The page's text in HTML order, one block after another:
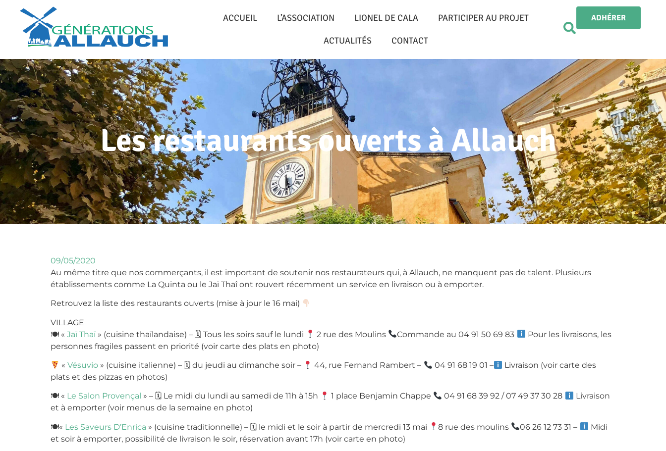
ACCUEIL L’ASSOCIATION LIONEL DE CALA PARTICIPER AU PROJET
ACTUALITÉS CONTACT
ADHÉRER
Les restaurants ouverts à Allauch
09/05/2020
Au même titre que nos commerçants, il est important de soutenir nos restaurateurs qui, à Allauch, ne manquent pas de talent. Plusieurs
établissements comme La Quinta ou le Jaï Thaî ont rouvert récemment un service en livraison ou à emporter.
Retrouvez la liste des restaurants ouverts (mise à jour le 16 mai)
VILLAGE
🍽 « Jaï Thaï » (cuisine thaïlandaise) – 🗓 Tous les soirs sauf le lundi 2 rue des Moulins Commande au 04 91 50 69 83
Pour les livraisons, les
personnes fragiles passent en priorité (voir carte des plats en photo)
«Vésuvio » (cuisine italienne) –🗓 du jeudi au dimanche soir – 44, rue Fernand Rambert – 04 91 68 19 01 –
Livraison (voir carte des
plats et des pizzas en photos)
🍽 « Le Salon Provençal » – 🗓 Le midi du lundi au samedi de 11h à 15h 1 place Benjamin Chappe 04 91 68 39 92 / 07 49 37 30 28
Livraison
et à emporter (voir menus de la semaine en photo)
🍽« Les Saveurs D’Enrica » (cuisine traditionnelle) – 🗓 le midi et le soir à partir de mercredi 13 mai 8 rue des moulins 06 26 12 73 31 –
Midi
et soir à emporter, possibilité de livraison le soir, réservation avant 17h (voir carte en photo)